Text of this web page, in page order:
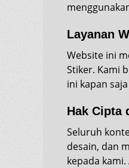
Layanan
Website ini
Stiker. Kami
ini kapan
Hak Cipta
Seluruh
desain, dan
kepada